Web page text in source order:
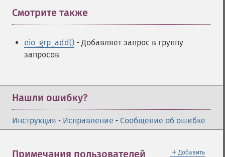
Смотрите также
eio_grp_add() - Добавляет запрос в группу
запросов
Нашли ошибку?
Инструкция • Исправление • Сообщение об ошибке
＋ Добавить
Примечания пользователей